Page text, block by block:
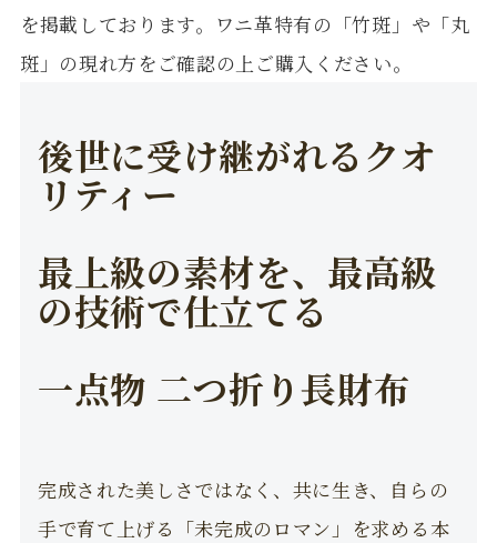
を掲載しております。ワニ革特有の「竹斑」や「丸
斑」の現れ方をご確認の上ご購入ください。
後世に受け継がれるクオ
リティー
最上級の素材を、最高級
の技術で仕立てる
一点物 二つ折り長財布
完成された美しさではなく、共に生き、自らの
手で育て上げる「未完成のロマン」を求める本